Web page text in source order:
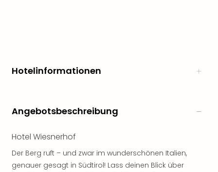
Hotelinformationen
Angebotsbeschreibung
Hotel Wiesnerhof
Der Berg ruft – und zwar im wunderschönen Italien,
genauer gesagt in Südtirol! Lass deinen Blick über